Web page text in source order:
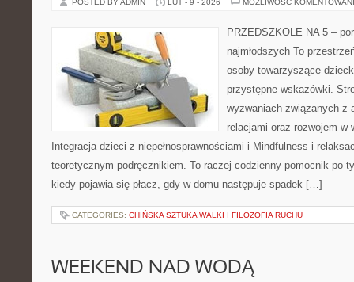
POSTED BY ADMIN LUT - 9 - 2026 MOŻLIWOŚĆ
PRZEDSZKOLE NA 5 –
najmłodszych To
osoby towarzyszące
przystępne wskazówki.
wyzwaniach związanych z
relacjami oraz rozwojem w
Integracja dzieci z niepełnosprawnościami i Mindfulness i
teoretycznym podręcznikiem. To raczej codzienny pomocnik po
kiedy pojawia się płacz, gdy w domu następuje spadek […]
CATEGORIES: CHIŃSKA SZTUKA WALKI I FILOZOFIA RUCHU
WEEKEND NAD WODĄ